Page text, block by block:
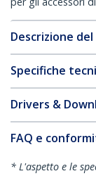
Descrizione
Specifiche
Drivers &
FAQ e
* L'aspetto e le